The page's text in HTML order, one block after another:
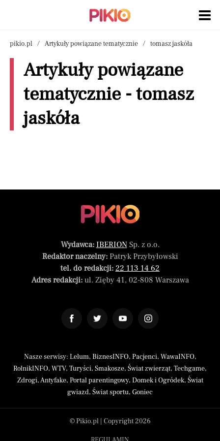
pikio.pl Artykuły powiązane tematycznie tomasz jaskóła
Artykuły powiązane
tematycznie - tomasz
jaskóła
Wydawca: IBERIONSp. z o.o.
Redaktor naczelny:Patryk Przybyłowski
tel. do redakcji: 22 113 14 62
Adres redakcji:ul. Zięby 41, 02-808 Warszawa
Nasze serwisy: Lelum, BiznesINFO, Pacjenci, WawaINFO,
RolnikINFO, WTV, Turyści, Smakosze, Świat zwierząt, Techgame,
Zdrogi,Antyfake, Portal parentingowy, Domek i Ogródek, Świat
gwiazd, Świat sportu, Goniec
© Pikio.pl | Copyright 2026